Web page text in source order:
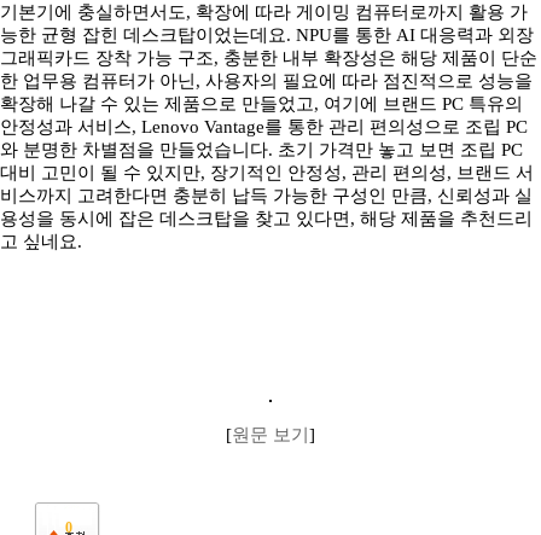
기본기에 충실하면서도, 확장에 따라 게이밍 컴퓨터로까지 활용 가
능한 균형 잡힌 데스크탑이었는데요. NPU를 통한 AI 대응력과 외장
그래픽카드 장착 가능 구조, 충분한 내부 확장성은 해당 제품이 단순
한 업무용 컴퓨터가 아닌, 사용자의 필요에 따라 점진적으로 성능을
확장해 나갈 수 있는 제품으로 만들었고, 여기에 브랜드 PC 특유의
안정성과 서비스, Lenovo Vantage를 통한 관리 편의성으로 조립 PC
와 분명한 차별점을 만들었습니다. 초기 가격만 놓고 보면 조립 PC
대비 고민이 될 수 있지만, 장기적인 안정성, 관리 편의성, 브랜드 서
비스까지 고려한다면 충분히 납득 가능한 구성인 만큼, 신뢰성과 실
용성을 동시에 잡은 데스크탑을 찾고 있다면, 해당 제품을 추천드리
고 싶네요.
[원문 보기 ]
0